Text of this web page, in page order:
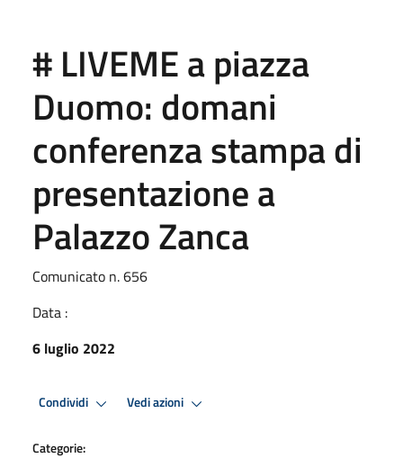
# LIVEME a piazza
Duomo: domani
conferenza stampa di
presentazione a
Palazzo Zanca
Comunicato n. 656
Data :
6 luglio 2022
Condividi Vedi azioni
Categorie: